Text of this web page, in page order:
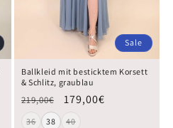
Sale
Ballkleid mit besticktem Korsett
& Schlitz, graublau
219,00€ 179,00€
36 38 40